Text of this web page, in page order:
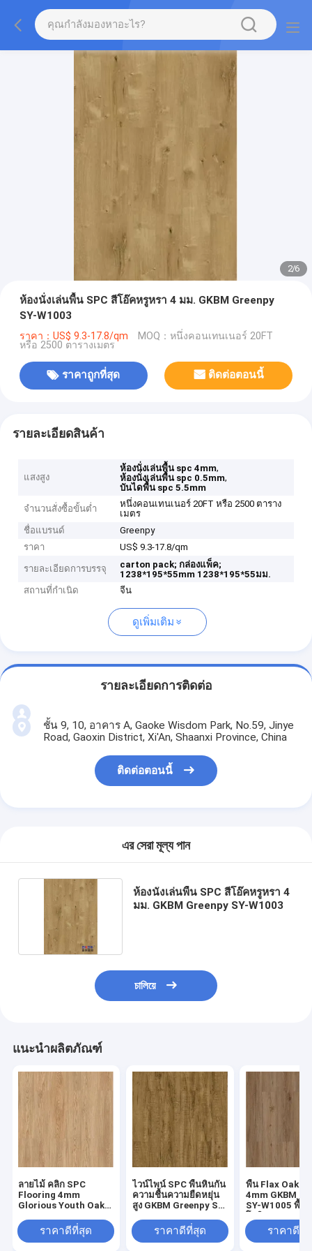
2/6
ห้องนั่งเล่นพื้น SPC สีโอ๊คหรูหรา 4 มม. GKBM Greenpy
SY-W1003
ราคา：US$ 9.3-17.8/qm MOQ：หนึ่งคอนเทนเนอร์ 20FT
หรือ 2500 ตารางเมตร
ราคาถูกที่สุด ติดต่อตอนนี้
รายละเอียดสินค้า
แสงสูง
ห้องนั่งเล่นพื้น spc 4mm,
ห้องนั่งเล่นพื้น spc 0.5mm,
บันไดพื้น spc 5.5mm
จำนวนสั่งซื้อขั้นต่ำ
หนึ่งคอนเทนเนอร์ 20FT หรือ 2500 ตาราง
เมตร
ชื่อแบรนด์
Greenpy
ราคา
US$ 9.3-17.8/qm
รายละเอียดการบรรจุ carton pack; กล่องแพ็ค;
1238*195*55mm 1238*195*55มม.
สถานที่กำเนิด
จีน
ดูเพิ่มเติม
รายละเอียดการติดต่อ
ชั้น 9, 10, อาคาร A, Gaoke Wisdom Park, No.59, Jinye
Road, Gaoxin District, Xi'An, Shaanxi Province, China
ติดต่อตอนนี้
এর সেরা মূল্য পান
ห้องนั่งเล่นพื้น SPC สีโอ๊คหรูหรา 4
มม. GKBM Greenpy SY-W1003
চালিয়ে
แนะนำผลิตภัณฑ์
ลายไม้ คลิก SPC
Flooring 4mm
Glorious Youth Oak
W1002ราคาดีที่สุด
ไวน์ไพน์ SPC พื้นหินกัน
ความชื้นความยืดหยุ่น
สูง GKBM Greenpy SY-
ราคาดีที่สุด
พื้น Flax Oak
4mm GKBM
SY-W1005 พื้น
ราคาดีที่